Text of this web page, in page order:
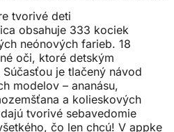
tvorivé deti
obsahuje 333 kociek
neónových farieb. 18
oči, ktoré detským
je tlačený návod
modelov – ananásu,
a kolieskových
tvorivé sebavedomie
čo len chcú! V appke